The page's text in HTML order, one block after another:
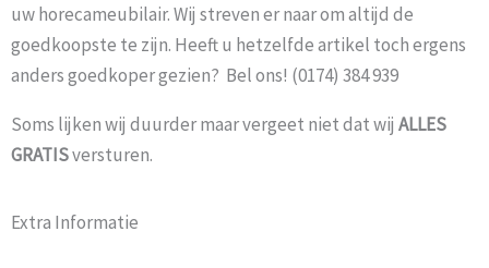
uw horecameubilair. Wij streven er naar om altijd de
goedkoopste te zijn. Heeft u hetzelfde artikel toch ergens
anders goedkoper gezien? Bel ons! (0174) 384 939
Soms lijken wij duurder maar vergeet niet dat wij ALLES
GRATISversturen.
Extra Informatie